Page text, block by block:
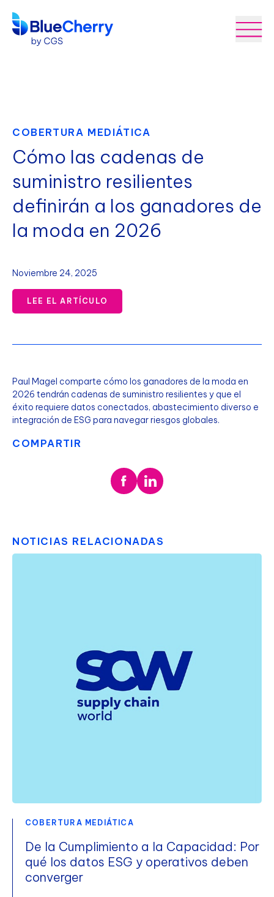
COBERTURA MEDIÁTICA
Cómo las cadenas de
suministro resilientes
definirán a los ganadores de
la moda en 2026
Noviembre 24, 2025
LEE EL ARTÍCULO
Paul Magel comparte cómo los ganadores de la moda en
2026 tendrán cadenas de suministro resilientes y que el
éxito requiere datos conectados, abastecimiento diverso e
integración de ESG para navegar riesgos globales.
COMPARTIR
NOTICIAS RELACIONADAS
COBERTURA MEDIÁTICA
De la Cumplimiento a la Capacidad: Por
qué los datos ESG y operativos deben
converger